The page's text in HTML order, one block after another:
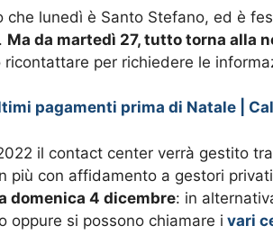
che lunedì è Santo Stefano, ed è
Ma da martedì 27, tutto torna alla
ricontattare per richiedere le
pagamenti prima di Natale |
il contact center verrà gestito
più con affidamento a gestori
domenica 4 dicembre: in
oppure si possono chiamare i vari